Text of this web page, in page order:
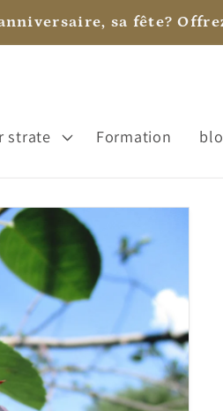
sa fête?
strate Formation